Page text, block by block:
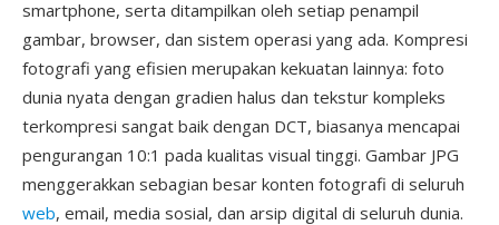
smartphone, serta ditampilkan oleh setiap penampil
gambar, browser, dan sistem operasi yang ada. Kompresi
fotografi yang efisien merupakan kekuatan lainnya: foto
dunia nyata dengan gradien halus dan tekstur kompleks
terkompresi sangat baik dengan DCT, biasanya mencapai
pengurangan 10:1 pada kualitas visual tinggi. Gambar JPG
menggerakkan sebagian besar konten fotografi di seluruh
web, email, media sosial, dan arsip digital di seluruh dunia.